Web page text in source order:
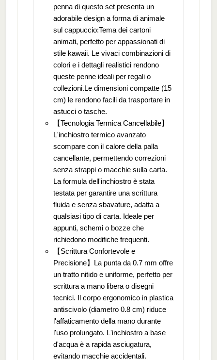
penna di questo set presenta un
adorabile design a forma di animale
sul cappuccio:Tema dei cartoni
animati, perfetto per appassionati di
stile kawaii. Le vivaci combinazioni di
colori e i dettagli realistici rendono
queste penne ideali per regali o
collezioni.Le dimensioni compatte (15
cm) le rendono facili da trasportare in
astucci o tasche.
【Tecnologia Termica Cancellabile】
L'inchiostro termico avanzato
scompare con il calore della palla
cancellante, permettendo correzioni
senza strappi o macchie sulla carta.
La formula dell'inchiostro è stata
testata per garantire una scrittura
fluida e senza sbavature, adatta a
qualsiasi tipo di carta. Ideale per
appunti, schemi o bozze che
richiedono modifiche frequenti.
【Scrittura Confortevole e
Precisione】La punta da 0.7 mm offre
un tratto nitido e uniforme, perfetto per
scrittura a mano libera o disegni
tecnici. Il corpo ergonomico in plastica
antiscivolo (diametro 0.8 cm) riduce
l'affaticamento della mano durante
l'uso prolungato. L'inchiostro a base
d'acqua è a rapida asciugatura,
evitando macchie accidentali.